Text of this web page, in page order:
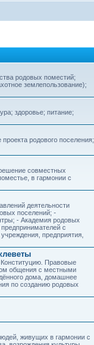
родовых поместий;
землепользование);
здоровье; питание;
родового поселения;
совместных
в гармонии с
деятельности
поселений; -
- Академия родовых
с
предприятия,
Правовые
общения с местными
дома, домашнее
по созданию родовых
живущих в гармонии с